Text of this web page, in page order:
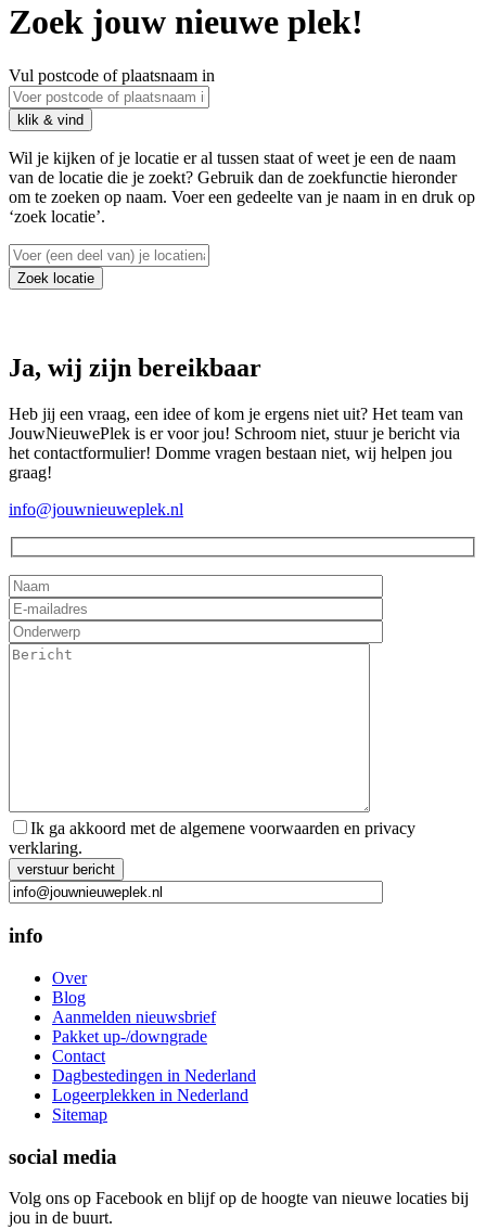
Zoek jouw nieuwe plek!
Vul postcode of plaatsnaam in
Wil je kijken of je locatie er al tussen staat of weet je een de naam
van de locatie die je zoekt? Gebruik dan de zoekfunctie hieronder
om te zoeken op naam. Voer een gedeelte van je naam in en druk op
‘zoek locatie’.
Ja, wij zijn bereikbaar
Heb jij een vraag, een idee of kom je ergens niet uit? Het team van
JouwNieuwePlek is er voor jou! Schroom niet, stuur je bericht via
het contactformulier! Domme vragen bestaan niet, wij helpen jou
graag!
info@jouwnieuweplek.nl
Ik ga akkoord met de algemene voorwaarden en privacy
verklaring.
Gelieve dit veld leeg te laten.
info
Over
Blog
Aanmelden nieuwsbrief
Pakket up-/downgrade
Contact
Dagbestedingen in Nederland
Logeerplekken in Nederland
Sitemap
social media
Volg ons op Facebook en blijf op de hoogte van nieuwe locaties bij
jou in de buurt.